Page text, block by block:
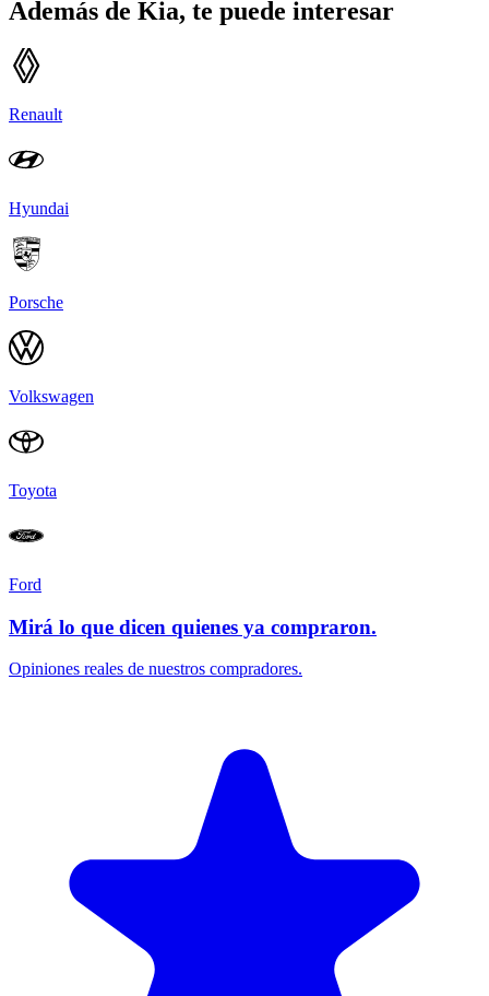
Además de Kia, te puede interesar
Renault
Hyundai
Porsche
Volkswagen
Toyota
Ford
Mirá lo que dicen quienes ya compraron.
Opiniones reales de nuestros compradores.